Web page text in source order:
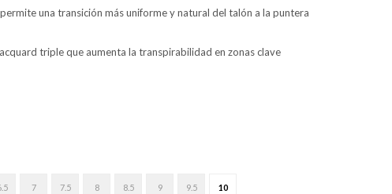
una transición más uniforme y natural del talón a la puntera
triple que aumenta la transpirabilidad en zonas clave
7 7.5 8 8.5 9 9.5 10